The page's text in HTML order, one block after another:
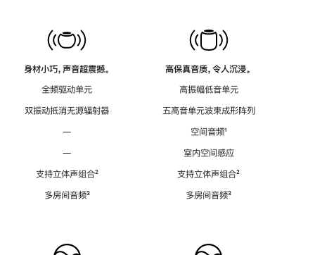
身材小巧，声音超震撼。
全频驱动单元
双振动抵消无源辐射器
—
—
支持立体声组合脚
²
多房间音频脚
³
高保真音质，令人沉浸。
高振幅低音单元
五高音单元波束成形阵列
空间音频脚
¹
室内空间感应
支持立体声组合脚
²
多房间音频脚
³